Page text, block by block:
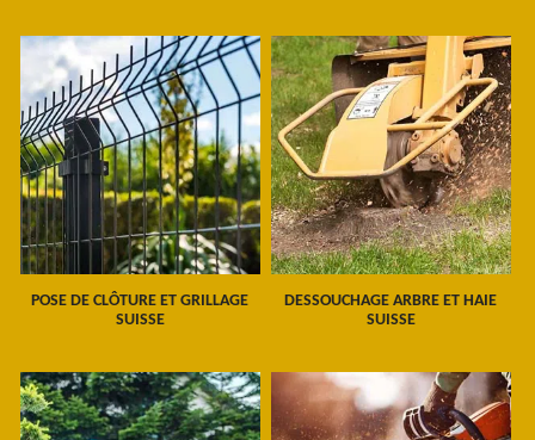
POSE DE CLÔTURE ET GRILLAGE
SUISSE
DESSOUCHAGE ARBRE ET HAIE
SUISSE